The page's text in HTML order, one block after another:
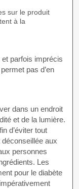
sur le produit
à la
parfois imprécis
pas d’en
dans un endroit
et de la lumière.
d’éviter tout
déconseillée aux
personnes
Les
pour le diabète